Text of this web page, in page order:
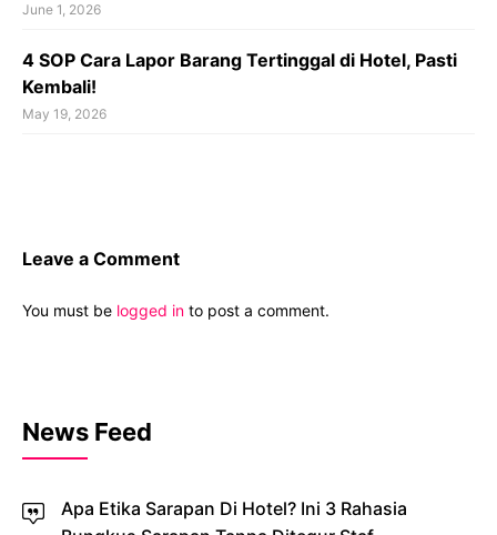
June 1, 2026
4 SOP Cara Lapor Barang Tertinggal di Hotel, Pasti
Kembali!
May 19, 2026
Leave a Comment
You must be logged in to post a comment.
News Feed
Apa Etika Sarapan Di Hotel? Ini 3 Rahasia